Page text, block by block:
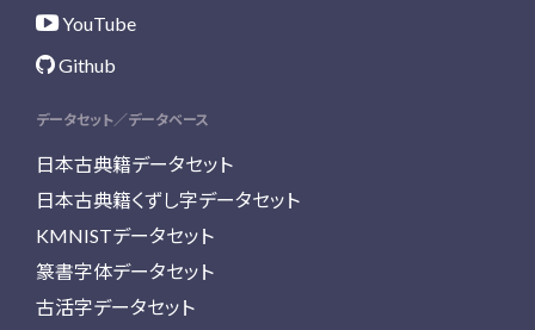
YouTube
Github
データセット／データベース
日本古典籍データセット
日本古典籍くずし字データセット
KMNISTデータセット
篆書字体データセット
古活字データセット